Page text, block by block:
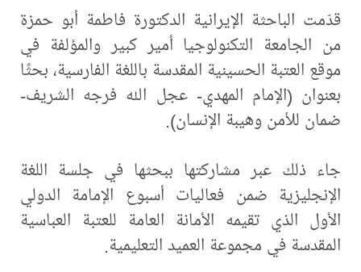
قدّمت الباحثة الإيرانية الدكتورة فاطمة أبو حمزة
من الجامعة التكنولوجيا أمير كبير والمؤلفة في
موقع العتبة الحسينية المقدسة باللغة الفارسية، بحثًا
بعنوان (الإمام المهدي- عجل الله فرجه الشريف-
ضمان للأمن وهيبة الإنسان).
جاء ذلك عبر مشاركتها ببحثها في جلسة اللغة
الإنجليزية ضمن فعاليات أسبوع الإمامة الدولي
الأول الذي تقيمه الأمانة العامة للعتبة العباسية
المقدسة في مجموعة العميد التعليمية.